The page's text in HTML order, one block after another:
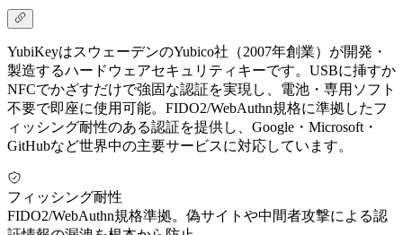
YubiKeyはスウェーデンのYubico社（2007年創業）が開発・
製造するハードウェアセキュリティキーです。USBに挿すか
NFCでかざすだけで強固な認証を実現し、電池・専用ソフト
不要で即座に使用可能。FIDO2/WebAuthn規格に準拠したフ
ィッシング耐性のある認証を提供し、Google・Microsoft・
GitHubなど世界中の主要サービスに対応しています。
フィッシング耐性
FIDO2/WebAuthn規格準拠。偽サイトや中間者攻撃による認